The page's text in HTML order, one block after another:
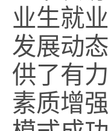
业生就
发展动
供了有
素质增